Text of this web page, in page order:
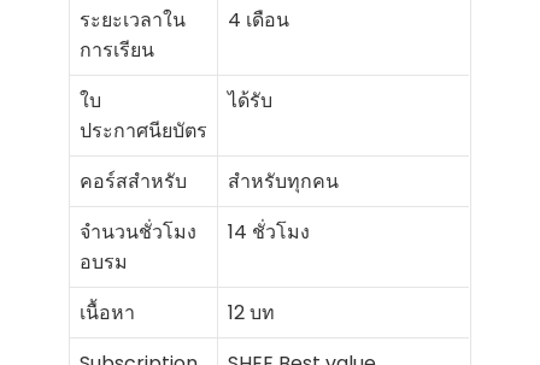
ระยะเวลาใน
การเรียน
4 เดือน
ใบ
ประกาศนียบัตร
ได้รับ
คอร์สสำหรับ
สำหรับทุกคน
จำนวนชั่วโมง
อบรม
14 ชั่วโมง
เนื้อหา
12 บท